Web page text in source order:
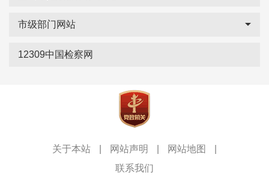
市级部门网站
12309中国检察网
关于本站 网站声明 网站地图
联系我们